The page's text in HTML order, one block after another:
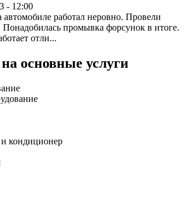
- 12:00
автомобиле работал неровно. Провели
Понадобилась промывка форсунок в итоге.
отли...
основные услуги
кондиционер